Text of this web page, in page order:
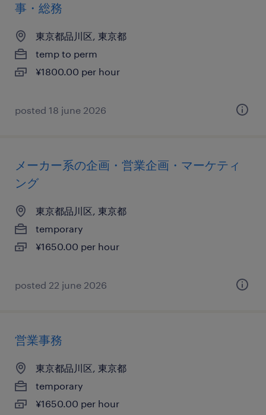
事・総務
東京都品川区, 東京都
temp to perm
¥1800.00 per hour
posted 18 june 2026
メーカー系の企画・営業企画・マーケティ
ング
東京都品川区, 東京都
temporary
¥1650.00 per hour
posted 22 june 2026
営業事務
東京都品川区, 東京都
temporary
¥1650.00 per hour